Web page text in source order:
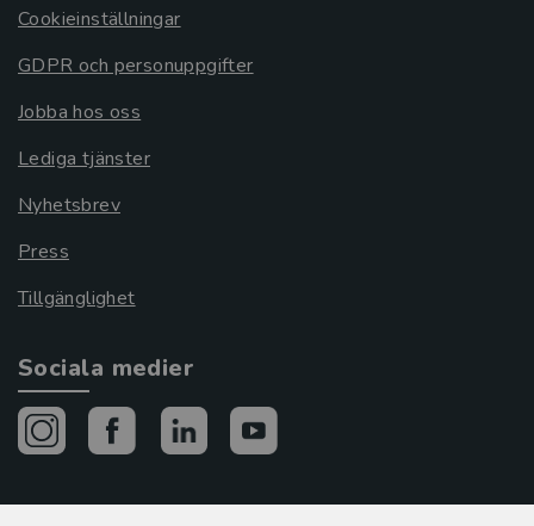
Cookieinställningar
GDPR och personuppgifter
Jobba hos oss
Lediga tjänster
Nyhetsbrev
Press
Tillgänglighet
Sociala medier